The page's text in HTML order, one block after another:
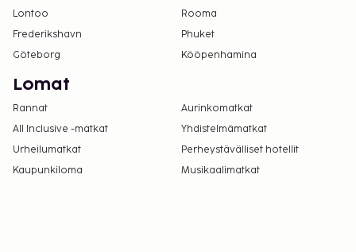
Lontoo
Rooma
Frederikshavn
Phuket
Göteborg
Kööpenhamina
Lomat
Rannat
Aurinkomatkat
All Inclusive -matkat
Yhdistelmämatkat
Urheilumatkat
Perheystävälliset hotellit
Kaupunkiloma
Musikaalimatkat